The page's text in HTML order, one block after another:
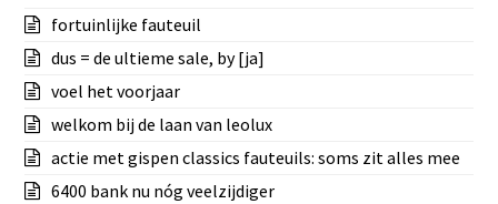
fortuinlijke fauteuil
dus = de ultieme sale, by [ja]
voel het voorjaar
welkom bij de laan van leolux
actie met gispen classics fauteuils: soms zit alles mee
6400 bank nu nóg veelzijdiger